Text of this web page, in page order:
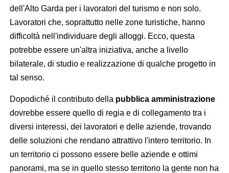
dell'Alto Garda per i lavoratori del turismo e non solo.
Lavoratori che, soprattutto nelle zone turistiche, hanno
difficoltà nell'individuare degli alloggi. Ecco, questa
potrebbe essere un'altra iniziativa, anche a livello
bilaterale, di studio e realizzazione di qualche progetto in
tal senso.
Dopodiché il contributo della pubblica amministrazione
dovrebbe essere quello di regia e di collegamento tra i
diversi interessi, dei lavoratori e delle aziende, trovando
delle soluzioni che rendano attrattivo l'intero territorio. In
un territorio ci possono essere belle aziende e ottimi
panorami, ma se in quello stesso territorio la gente non ha